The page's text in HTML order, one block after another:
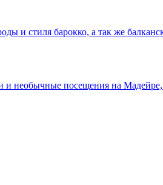
и стиля барокко, а так же
необычные посещения на